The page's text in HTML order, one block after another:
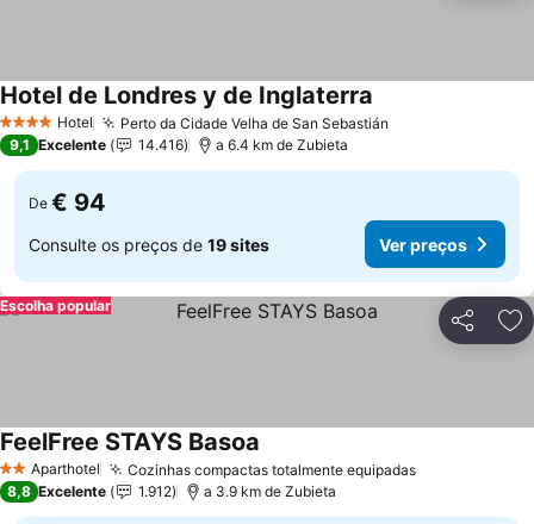
4 EstrelasHotel Perto da Cidade Velha de San Sebastián
Hotel de Londres y de Inglaterra
9,1 Excelente 14.416 a 6.4 km de Zubieta
De € 94
Consulte os preços de 19 sites Ver preços
Partilhar
Escolha popular
2 EstrelasAparthotel Cozinhas compactas totalmente equipadas
FeelFree STAYS Basoa
8,8 Excelente 1.912 a 3.9 km de Zubieta